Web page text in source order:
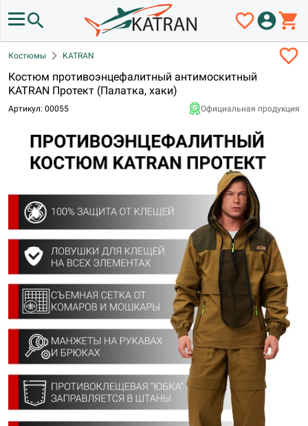
search favorite_borderaccount_circleshopping_cart
Костюмы chevron_right KATRAN favorite_border
Костюм противоэнцефалитный антимоскитный
KATRAN Протект (Палатка, хаки)
Артикул: 00055 Официальная продукция